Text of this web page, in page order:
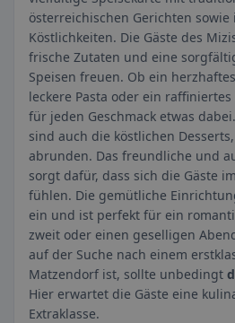
österreichischen Gerichten
Köstlichkeiten. Die Gäste des
frische Zutaten und eine
Speisen freuen. Ob ein
leckere Pasta oder ein
für jeden Geschmack etwas
sind auch die köstlichen
abrunden. Das freundliche und
sorgt dafür, dass sich die Gäste
fühlen. Die gemütliche
ein und ist perfekt für ein
zweit oder einen geselligen
auf der Suche nach einem
Matzendorf ist, sollte unbedingt
Hier erwartet die Gäste eine
Extraklasse.